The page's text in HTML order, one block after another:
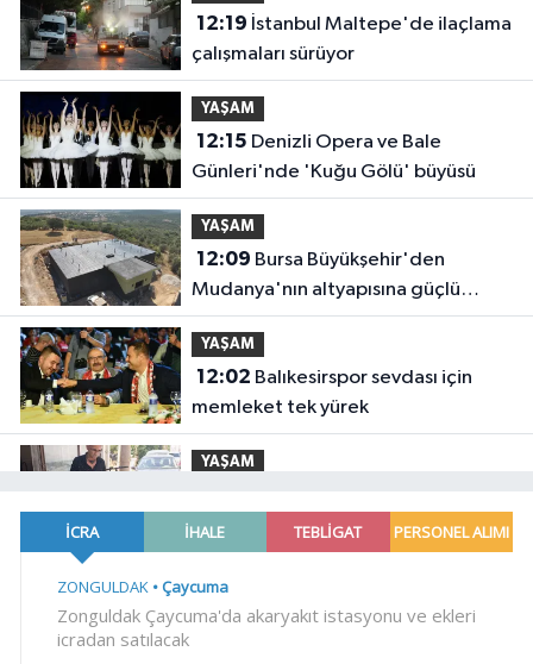
12:19
çalışmaları sürüyor
YAŞAM
12:15
Günleri'nde 'Kuğu Gölü' büyüsü
YAŞAM
12:09
Mudanya'nın altyapısına güçlü
yatırım
YAŞAM
12:02
memleket tek yürek
YAŞAM
Kılavuz'dan anlamlı çalışma
11:50 Su stresi çağı yaklaşıyor!